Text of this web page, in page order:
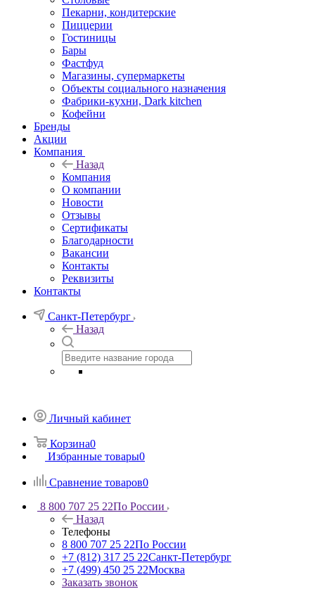
Пекарни, кондитерские
Пиццерии
Гостиницы
Бары
Фастфуд
Магазины, супермаркеты
Объекты социального назначения
Фабрики-кухни, Dark kitchen
Кофейни
Бренды
Акции
Компания
Назад
Компания
О компании
Новости
Отзывы
Сертификаты
Благодарности
Вакансии
Контакты
Реквизиты
Контакты
Санкт-Петербург
Назад
Личный кабинет
Корзина0
Избранные товары0
Сравнение товаров0
8 800 707 25 22По России
Назад
Телефоны
8 800 707 25 22По России
+7 (812) 317 25 22Санкт-Петербург
+7 (499) 450 25 22Москва
Заказать звонок